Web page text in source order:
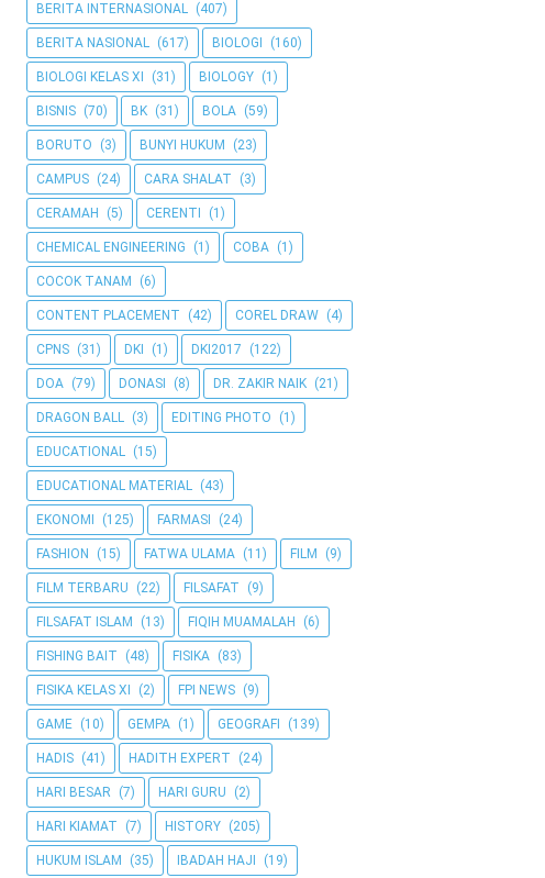
BERITA INTERNASIONAL (407)
BERITA NASIONAL (617) BIOLOGI (160)
BIOLOGI KELAS XI (31) BIOLOGY (1)
BISNIS (70) BK (31) BOLA (59)
BORUTO (3) BUNYI HUKUM (23)
CAMPUS (24) CARA SHALAT (3)
CERAMAH (5) CERENTI (1)
CHEMICAL ENGINEERING (1) COBA (1)
COCOK TANAM (6)
CONTENT PLACEMENT (42) COREL DRAW (4)
CPNS (31) DKI (1) DKI2017 (122)
DOA (79) DONASI (8) DR. ZAKIR NAIK (21)
DRAGON BALL (3) EDITING PHOTO (1)
EDUCATIONAL (15)
EDUCATIONAL MATERIAL (43)
EKONOMI (125) FARMASI (24)
FASHION (15) FATWA ULAMA (11) FILM (9)
FILM TERBARU (22) FILSAFAT (9)
FILSAFAT ISLAM (13) FIQIH MUAMALAH (6)
FISHING BAIT (48) FISIKA (83)
FISIKA KELAS XI (2) FPI NEWS (9)
GAME (10) GEMPA (1) GEOGRAFI (139)
HADIS (41) HADITH EXPERT (24)
HARI BESAR (7) HARI GURU (2)
HARI KIAMAT (7) HISTORY (205)
HUKUM ISLAM (35) IBADAH HAJI (19)